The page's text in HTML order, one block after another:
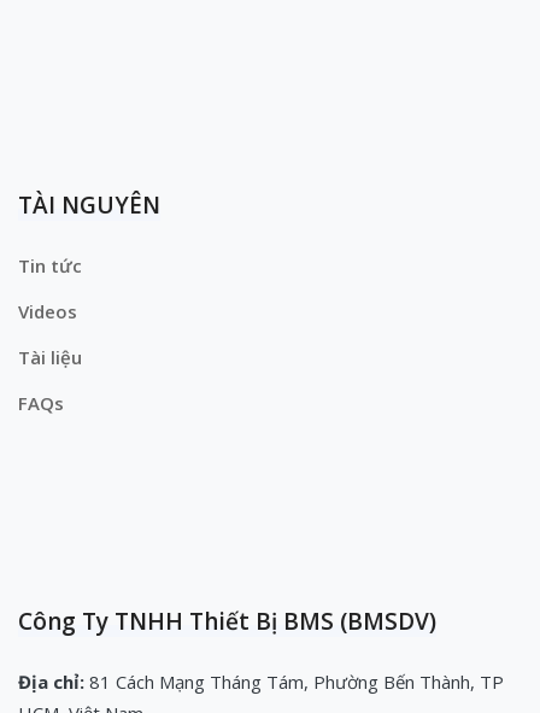
TÀI NGUYÊN
Tin tức
Videos
Tài liệu
FAQs
Công Ty TNHH Thiết Bị BMS (BMSDV)
Địa chỉ: 81 Cách Mạng Tháng Tám, Phường Bến Thành, TP